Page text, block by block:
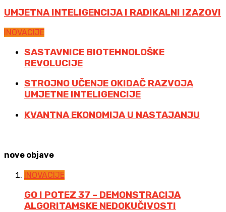
UMJETNA INTELIGENCIJA I RADIKALNI IZAZOVI
INOVACIJE
SASTAVNICE BIOTEHNOLOŠKE
REVOLUCIJE
STROJNO UČENJE OKIDAČ RAZVOJA
UMJETNE INTELIGENCIJE
KVANTNA EKONOMIJA U NASTAJANJU
nove objave
INOVACIJE
GO I POTEZ 37 – DEMONSTRACIJA
ALGORITAMSKE NEDOKUČIVOSTI